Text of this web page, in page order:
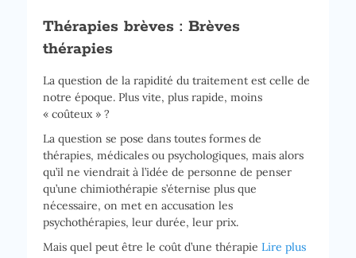
Thérapies brèves : Brèves
thérapies
La question de la rapidité du traitement est celle de
notre époque. Plus vite, plus rapide, moins
« coûteux » ?
La question se pose dans toutes formes de
thérapies, médicales ou psychologiques, mais alors
qu’il ne viendrait à l’idée de personne de penser
qu’une chimiothérapie s’éternise plus que
nécessaire, on met en accusation les
psychothérapies, leur durée, leur prix.
Mais quel peut être le coût d’une thérapie Lire plus